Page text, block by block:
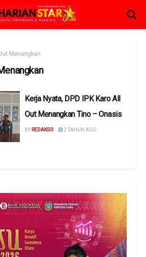
Menangkan
Kerja Nyata, DPD IPK Karo All
Out Menangkan Tino – Onasis
BY REDAKSI3 2 TAHUN AGO